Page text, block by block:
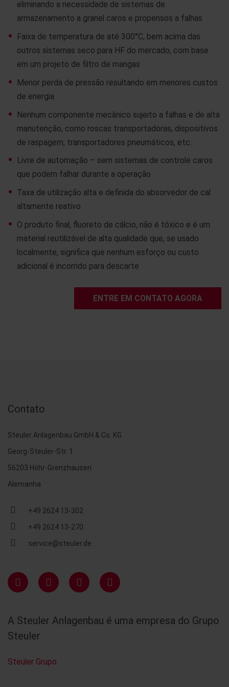
eliminando a necessidade de sistemas de
armazenamento a granel caros e propensos a falhas
Faixa de temperatura de até 300°C, bem acima das
outros sistemas seco para HF do mercado, com base
em um projeto de filtro de mangas
Menor perda de pressão resultando em menores custos
de energia
Nenhum componente mecânico sujeito a falhas e de alta
manutenção, como roscas transportadoras, dispositivos
de raspagem, transportadores pneumáticos, etc.
Livre de automação – sem sistemas de controle caros
que podem falhar durante a operação
Taxa de utilização alta e definida do absorvedor de cal
altamente reativo
O produto final, fluoreto de cálcio, não é tóxico e é um
material reutilizável de alta qualidade que, se usado
localmente, significa que nenhum esforço ou custo
adicional é incorrido para descarte
ENTRE EM CONTATO AGORA
Contato
Steuler Anlagenbau GmbH & Co. KG
Georg-Steuler-Str. 1
56203 Höhr-Grenzhausen
Alemanha
+49 2624 13-302
+49 2624 13-270
service@steuler.de
A Steuler Anlagenbau é uma empresa do Grupo
Steuler
Steuler Grupo